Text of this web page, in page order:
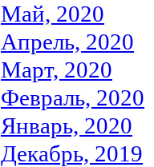
Май, 2020
Апрель, 2020
Март, 2020
Февраль, 2020
Январь, 2020
Декабрь, 2019